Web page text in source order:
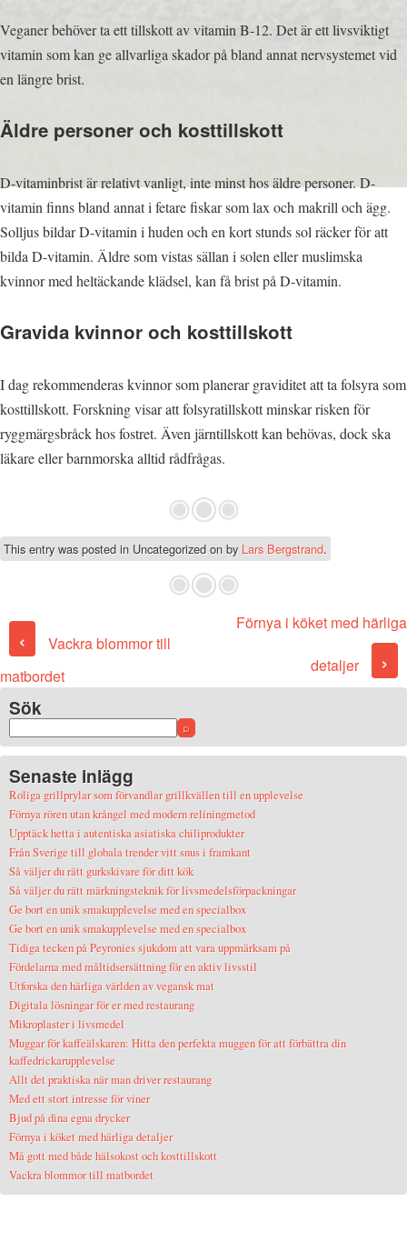
Veganer behöver ta ett tillskott av vitamin B-12. Det är ett livsviktigt
vitamin som kan ge allvarliga skador på bland annat nervsystemet vid
en längre brist.
Äldre personer och kosttillskott
D-vitaminbrist är relativt vanligt, inte minst hos äldre personer. D-
vitamin finns bland annat i fetare fiskar som lax och makrill och ägg.
Solljus bildar D-vitamin i huden och en kort stunds sol räcker för att
bilda D-vitamin. Äldre som vistas sällan i solen eller muslimska
kvinnor med heltäckande klädsel, kan få brist på D-vitamin.
Gravida kvinnor och kosttillskott
I dag rekommenderas kvinnor som planerar graviditet att ta folsyra som
kosttillskott. Forskning visar att folsyratillskott minskar risken för
ryggmärgsbråck hos fostret. Även järntillskott kan behövas, dock ska
läkare eller barnmorska alltid rådfrågas.
This entry was posted in Uncategorized on by Lars Bergstrand.
Post navigation
‹
Vackra blommor till
matbordet
Förnya i köket med härliga
detaljer ›
Sök
Senaste inlägg
Roliga grillprylar som förvandlar grillkvällen till en upplevelse
Förnya rören utan krångel med modern reliningmetod
Upptäck hetta i autentiska asiatiska chiliprodukter
Från Sverige till globala trender vitt snus i framkant
Så väljer du rätt gurkskivare för ditt kök
Så väljer du rätt märkningsteknik för livsmedelsförpackningar
Ge bort en unik smakupplevelse med en specialbox
Ge bort en unik smakupplevelse med en specialbox
Tidiga tecken på Peyronies sjukdom att vara uppmärksam på
Fördelarna med måltidsersättning för en aktiv livsstil
Utforska den härliga världen av vegansk mat
Digitala lösningar för er med restaurang
Mikroplaster i livsmedel
Muggar för kaffeälskaren: Hitta den perfekta muggen för att förbättra din
kaffedrickarupplevelse
Allt det praktiska när man driver restaurang
Med ett stort intresse för viner
Bjud på dina egna drycker
Förnya i köket med härliga detaljer
Må gott med både hälsokost och kosttillskott
Vackra blommor till matbordet